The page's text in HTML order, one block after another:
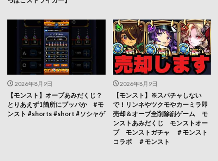
2026年8月9日
【モンスト】オーブあみだくじ？
とりあえず1箇所にブッパか #モ
ンスト #shorts #short #ソシャゲ
2026年8月9日
【モンスト】※スパチャしない
で！リンネやツクモやカーミラ即
売却＆オーブ全削除罰ゲーム モ
ンストあみだくじ モンストオー
ブ モンストガチャ ＃モンスト
コラボ ＃モンスト